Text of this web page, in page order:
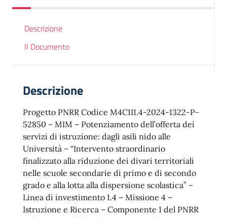
Descrizione
Il Documento
Descrizione
Progetto PNRR Codice M4C1I1.4-2024-1322-P-
52850 – MIM – Potenziamento dell’offerta dei
servizi di istruzione: dagli asili nido alle
Università – “Intervento straordinario
finalizzato alla riduzione dei divari territoriali
nelle scuole secondarie di primo e di secondo
grado e alla lotta alla dispersione scolastica” –
Linea di investimento 1.4 – Missione 4 –
Istruzione e Ricerca – Componente 1 del PNRR